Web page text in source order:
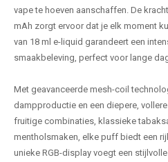
vape te hoeven aanschaffen. De
mAh zorgt ervoor dat je elk moment
van 18 ml e-liquid garandeert een
smaakbeleving, perfect voor lange
Met geavanceerde mesh-coil
dampproductie en een diepere,
fruitige combinaties, klassieke
mentholsmaken, elke puff biedt een
unieke RGB-display voegt een